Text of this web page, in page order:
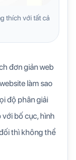
thích với tất cả
đơn giản web
làm sao
độ phân giải
bố cục, hình
thì không thể